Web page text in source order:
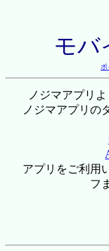
モバ
ポ
ノジマアプリ
ノジマアプリの
アプリをご利用
フ